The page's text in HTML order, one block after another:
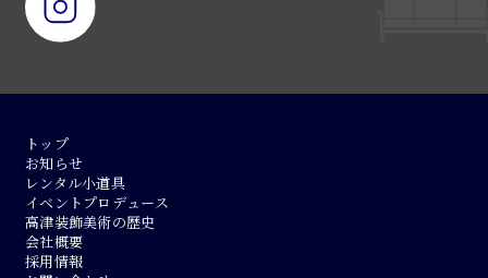
トップ
お知らせ
レンタル小道具
イベントプロデュース
高津装飾美術の歴史
会社概要
採用情報